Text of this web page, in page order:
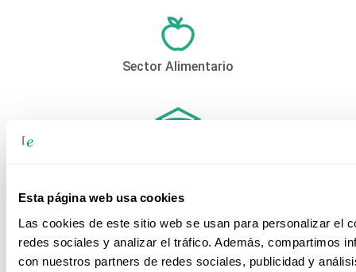
Esta página web usa cookies
Las cookies de este sitio web se usan para personalizar el
redes sociales y analizar el tráfico. Además, compartimos
con nuestros partners de redes sociales, publicidad y
Sector Alimentario
Sector Farmacéutico